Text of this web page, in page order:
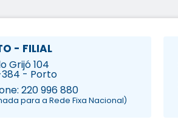
- FILIAL
Grijó 104
384 - Porto
220 996 880
para a Rede Fixa Nacional)